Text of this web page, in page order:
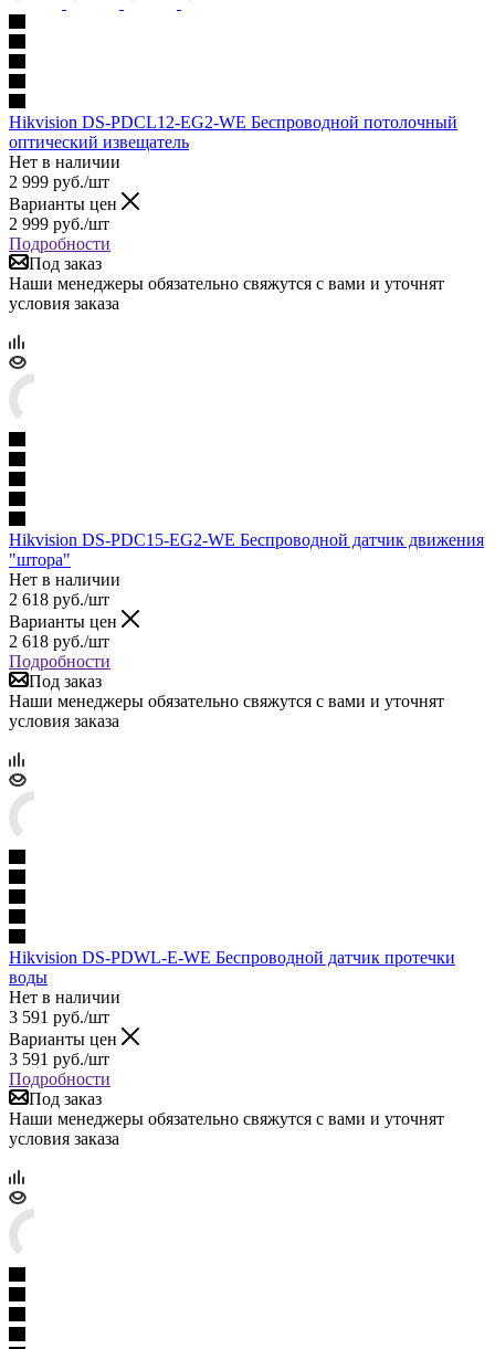
Hikvision DS-PDCL12-EG2-WE Беспроводной потолочный
оптический извещатель
Нет в наличии
2 999 руб./шт
Варианты цен
2 999 руб./шт
Подробности
Под заказ
Наши менеджеры обязательно свяжутся с вами и уточнят
условия заказа
Hikvision DS-PDC15-EG2-WE Беспроводной датчик движения
"штора"
Нет в наличии
2 618 руб./шт
Варианты цен
2 618 руб./шт
Подробности
Под заказ
Наши менеджеры обязательно свяжутся с вами и уточнят
условия заказа
Hikvision DS-PDWL-E-WE Беспроводной датчик протечки
воды
Нет в наличии
3 591 руб./шт
Варианты цен
3 591 руб./шт
Подробности
Под заказ
Наши менеджеры обязательно свяжутся с вами и уточнят
условия заказа